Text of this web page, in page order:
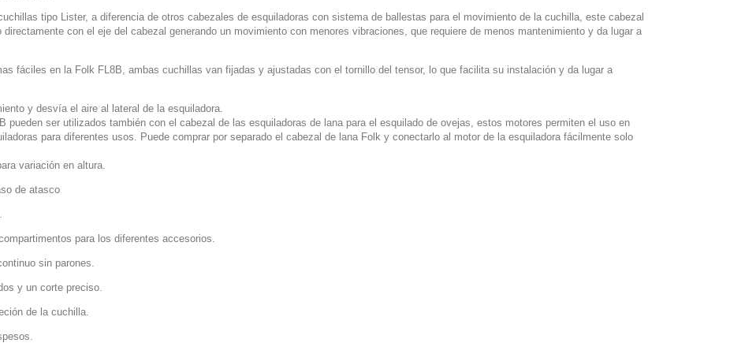
tipo Lister, a diferencia de otros cabezales de esquiladoras con sistema de ballestas para el movimiento de la cuchilla, este cabezal
con el eje del cabezal generando un movimiento con menores vibraciones, que requiere de menos mantenimiento y da lugar a
fáciles en la Folk FL8B, ambas cuchillas van fijadas y ajustadas con el tornillo del tensor, lo que facilita su instalación y da lugar a
y desvía el aire al lateral de la esquiladora.
pueden ser utilizados también con el cabezal de las esquiladoras de lana para el esquilado de ovejas, estos motores permiten el uso en
para diferentes usos. Puede comprar por separado el cabezal de lana Folk y conectarlo al motor de la esquiladora fácilmente solo
variación en altura.
de atasco
para los diferentes accesorios.
sin parones.
y un corte preciso.
de la cuchilla.